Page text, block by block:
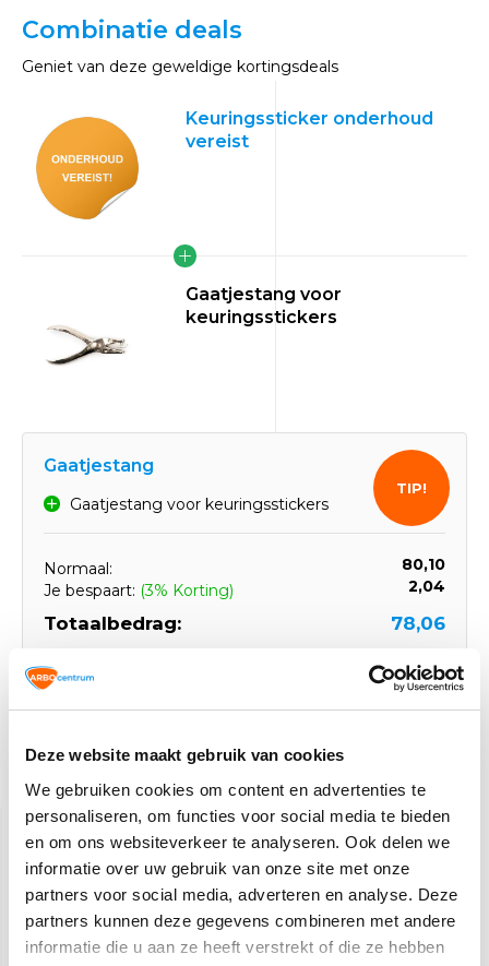
Deze website maakt gebruik van cookies
We gebruiken cookies om content en advertenties te
personaliseren, om functies voor social media te bieden
en om ons websiteverkeer te analyseren. Ook delen we
informatie over uw gebruik van onze site met onze
partners voor social media, adverteren en analyse. Deze
partners kunnen deze gegevens combineren met andere
informatie die u aan ze heeft verstrekt of die ze hebben
Combinatie deals
Geniet van deze geweldige kortingsdeals
Keuringssticker onderhoud
vereist
Gaatjestang voor
keuringsstickers
Gaatjestang
Gaatjestang voor keuringsstickers
Normaal:
80,10
Je bespaart: (3% Korting) 2,04
Totaalbedrag: 78,06
TIP!
Toevoegen aan winkelwagen
Gerelateerde producten